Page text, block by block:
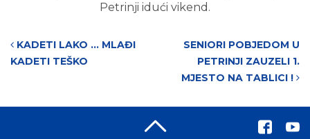
Petrinji idući vikend.
Post navigation
KADETI LAKO … MLAĐI
KADETI TEŠKO
SENIORI POBJEDOM U
PETRINJI ZAUZELI 1.
MJESTO NA TABLICI !